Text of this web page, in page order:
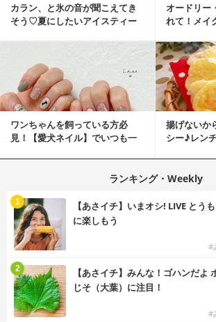
カラン、と氷の音が聞こえてき
そう♡夏にしたいアイスティー
オードリー
れて！メイ
ワンちゃんを飼っている方必
見！【愛犬ネイル】でいつも一
揚げないか
シー♪レン
ランキング・Weekly
【あさイチ】いまオシ! LIVE とう
に楽しもう
#
1
【あさイチ】みんな！ゴハンだよ
じそ（大葉）に注目！
#
2